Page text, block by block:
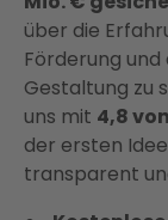
über die
Förderung
Gestaltung zu
uns mit 4,8
der ersten
transparent